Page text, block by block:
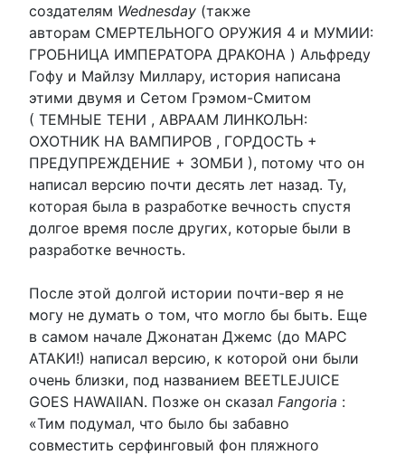
создателям Wednesday (также
авторам СМЕРТЕЛЬНОГО ОРУЖИЯ 4 и МУМИИ:
ГРОБНИЦА ИМПЕРАТОРА ДРАКОНА ) Альфреду
Гофу и Майлзу Миллару, история написана
этими двумя и Сетом Грэмом-Смитом
( ТЕМНЫЕ ТЕНИ , АВРААМ ЛИНКОЛЬН:
ОХОТНИК НА ВАМПИРОВ , ГОРДОСТЬ +
ПРЕДУПРЕЖДЕНИЕ + ЗОМБИ ), потому что он
написал версию почти десять лет назад. Ту,
которая была в разработке вечность спустя
долгое время после других, которые были в
разработке вечность.
После этой долгой истории почти-вер я не
могу не думать о том, что могло бы быть. Еще
в самом начале Джонатан Джемс (до МАРС
АТАКИ!) написал версию, к которой они были
очень близки, под названием BEETLEJUICE
GOES HAWAIIAN. Позже он сказал Fangoria :
«Тим подумал, что было бы забавно
совместить серфинговый фон пляжного